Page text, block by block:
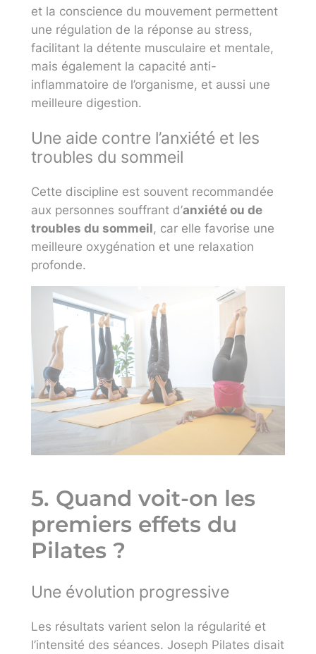
et la conscience du mouvement permettent
une régulation de la réponse au stress,
facilitant la détente musculaire et mentale,
mais également la capacité anti-
inflammatoire de l’organisme, et aussi une
meilleure digestion.
Une aide contre l’anxiété et les
troubles du sommeil
Cette discipline est souvent recommandée
aux personnes souffrant d’anxiété ou de
troubles du sommeil, car elle favorise une
meilleure oxygénation et une relaxation
profonde.
5. Quand voit-on les
premiers effets du
Pilates ?
Une évolution progressive
Les résultats varient selon la régularité et
l’intensité des séances. Joseph Pilates disait